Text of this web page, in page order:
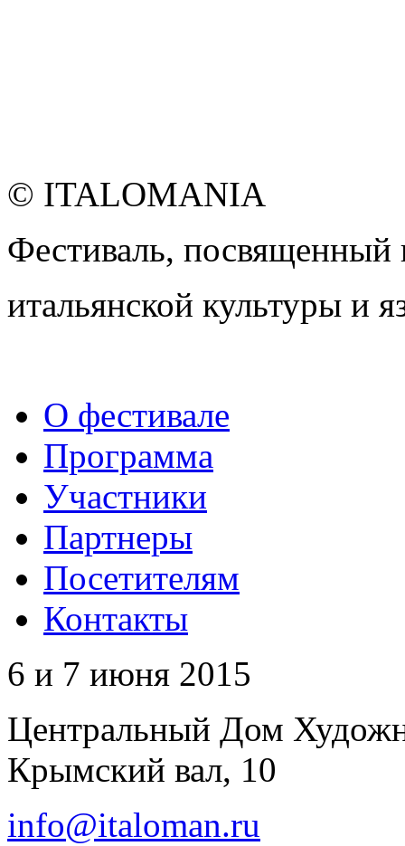
© ITALOMANIA
Фестиваль,
итальянской культуры и
О фестивале
Программа
Участники
Партнеры
Посетителям
Контакты
6 и 7 июня 2015
Центральный Дом
Крымский вал, 10
info@italoman.ru